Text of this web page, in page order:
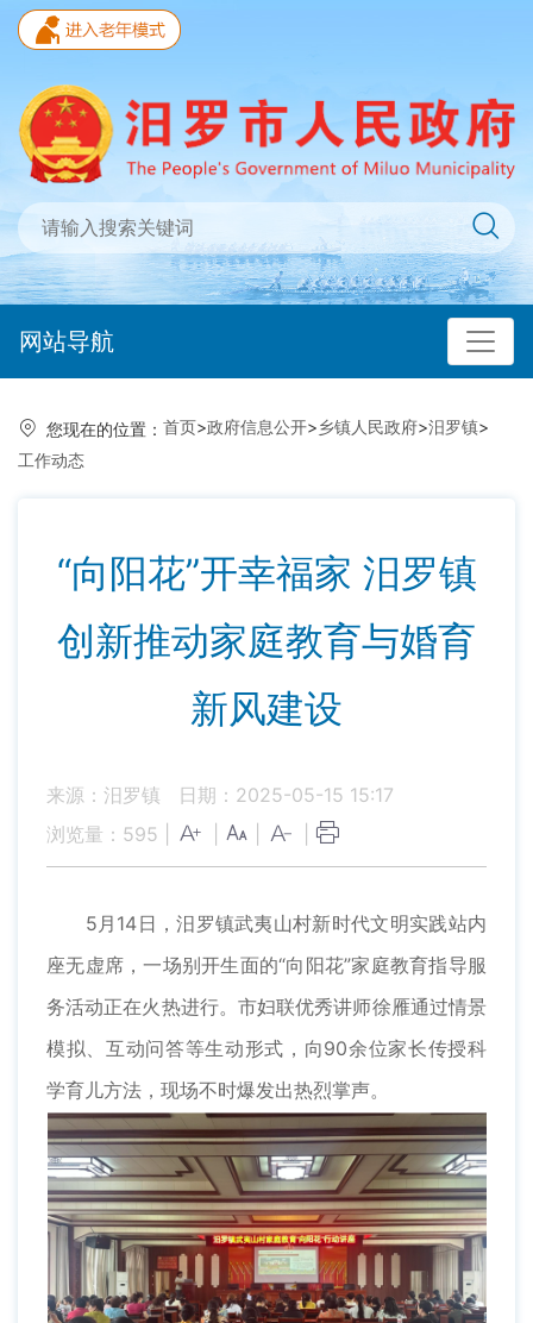
网站导航
您现在的位置： 首页>政府信息公开>乡镇人民政府>汨罗镇>
工作动态
“向阳花”开幸福家 汨罗镇
创新推动家庭教育与婚育
新风建设
来源：汨罗镇
日期：2025-05-15 15:17
浏览量： 595
5月14日，汨罗镇武夷山村新时代文明实践站内
座无虚席，一场别开生面的“向阳花”家庭教育指导服
务活动正在火热进行。市妇联优秀讲师徐雁通过情景
模拟、互动问答等生动形式，向90余位家长传授科
学育儿方法，现场不时爆发出热烈掌声。